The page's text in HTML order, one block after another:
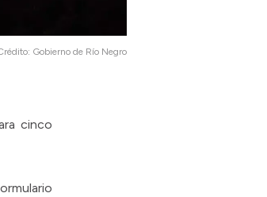
Gobierno de Río Negro
cinco